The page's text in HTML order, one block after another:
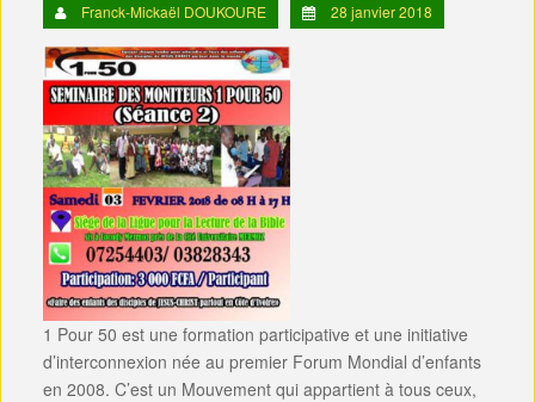
Franck-Mickaël DOUKOURE 28 janvier 2018
1 Pour 50 est une formation participative et une initiative
d’interconnexion née au premier Forum Mondial d’enfants
en 2008. C’est un Mouvement qui appartient à tous ceux,